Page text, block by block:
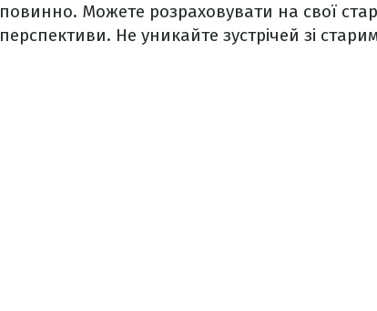
повинно. Можете розраховувати на свої
перспективи. Не уникайте зустрічей зі